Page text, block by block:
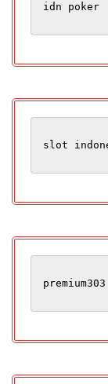
idn poker
slot
premium303